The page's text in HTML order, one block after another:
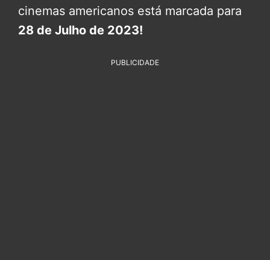
cinemas americanos está marcada para
28 de Julho de 2023!
PUBLICIDADE